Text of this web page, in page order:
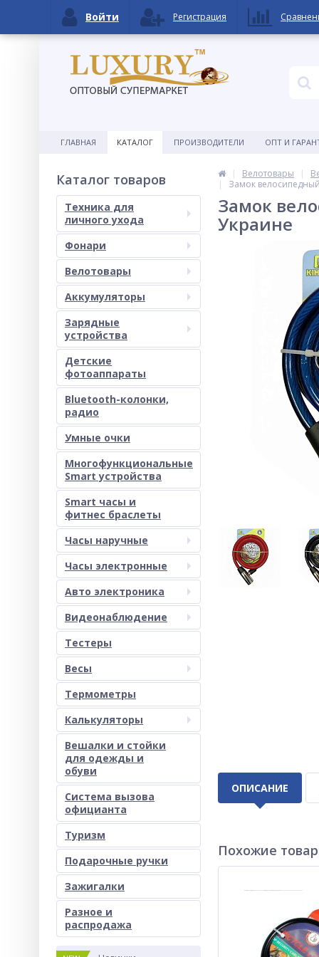
ГЛАВНАЯ КАТАЛОГ ПРОИЗВОДИТЕЛИ ОПТ И
Каталог товаров
Техника для
личного ухода
Фонари
Велотовары
Аккумуляторы
Зарядные
устройства
Детские
фотоаппараты
Bluetooth-колонки,
радио
Умные очки
Многофункциональные
Smart устройства
Smart часы и
фитнес браслеты
Часы наручные
Часы электронные
Авто электроника
Видеонаблюдение
Тестеры
Весы
Термометры
Калькуляторы
Вешалки и стойки
для одежды и
обуви
Система вызова
официанта
Туризм
Подарочные ручки
Зажигалки
Разное и
раcпродажа
Велотовары
Замок
Замок
Украине
ОПИСАНИЕ
Похожие
Войти Регистрация